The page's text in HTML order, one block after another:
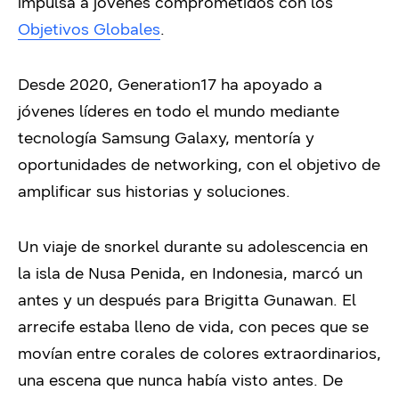
Objetivos Globales.
Desde 2020, Generation17 ha apoyado a
jóvenes líderes en todo el mundo mediante
tecnología Samsung Galaxy, mentoría y
oportunidades de networking, con el objetivo de
amplificar sus historias y soluciones.
Un viaje de snorkel durante su adolescencia en
la isla de Nusa Penida, en Indonesia, marcó un
antes y un después para Brigitta Gunawan. El
arrecife estaba lleno de vida, con peces que se
movían entre corales de colores extraordinarios,
una escena que nunca había visto antes. De